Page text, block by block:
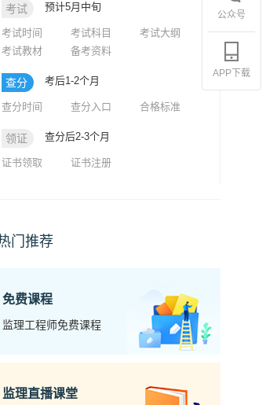
考试 预计5月中旬
考试时间 考试科目
考试大纲
考试教材
备考资料
查分 考后1-2个月
查分时间 查分入口 合格标准
领证 查分后2-3个月
证书领取 证书注册
门推荐
免费课程
监理工程师免费课程
监理直播课堂
公众号
APP下载